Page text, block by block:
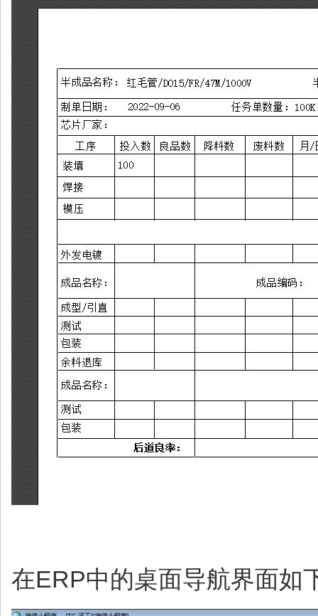
在ERP中的桌面导航界面如